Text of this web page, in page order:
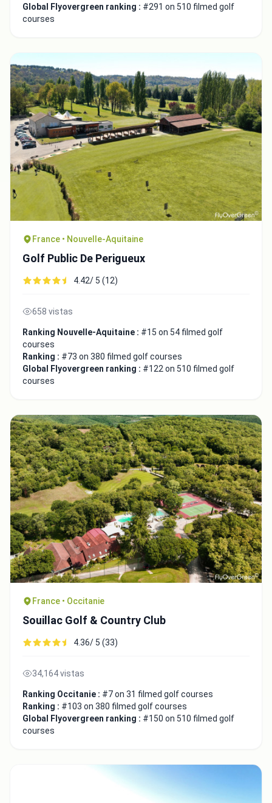
Global Flyovergreen ranking : #291 on 510 filmed golf
courses
France • Nouvelle-Aquitaine
Golf Public De Perigueux
4.42/ 5 (12)
658 vistas
Ranking Nouvelle-Aquitaine : #15 on 54 filmed golf
courses
Ranking : #73 on 380 filmed golf courses
Global Flyovergreen ranking : #122 on 510 filmed golf
courses
France • Occitanie
Souillac Golf & Country Club
4.36/ 5 (33)
34,164 vistas
Ranking Occitanie : #7 on 31 filmed golf courses
Ranking : #103 on 380 filmed golf courses
Global Flyovergreen ranking : #150 on 510 filmed golf
courses